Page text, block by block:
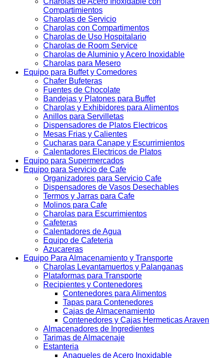
Compartimientos
Charolas de Servicio
Charolas con Compartimentos
Charolas de Uso Hospitalario
Charolas de Room Service
Charolas de Aluminio y Acero Inoxidable
Charolas para Mesero
Equipo para Buffet y Comedores
Chafer Bufeteras
Fuentes de Chocolate
Bandejas y Platones para Buffet
Charolas y Exhibidores para Alimentos
Anillos para Servilletas
Dispensadores de Platos Electricos
Mesas Frias y Calientes
Cucharas para Canape y Escurrimientos
Calentadores Electricos de Platos
Equipo para Supermercados
Equipo para Servicio de Cafe
Organizadores para Servicio Cafe
Dispensadores de Vasos Desechables
Termos y Jarras para Cafe
Molinos para Cafe
Charolas para Escurrimientos
Cafeteras
Calentadores de Agua
Equipo de Cafeteria
Azucareras
Equipo Para Almacenamiento y Transporte
Charolas Levantamuertos y Palanganas
Plataformas para Transporte
Recipientes y Contenedores
Contenedores para Alimentos
Tapas para Contenedores
Cajas de Almacenamiento
Contenedores y Cajas Hermeticas Araven
Almacenadores de Ingredientes
Tarimas de Almacenaje
Estanteria
Anaqueles de Acero Inoxidable